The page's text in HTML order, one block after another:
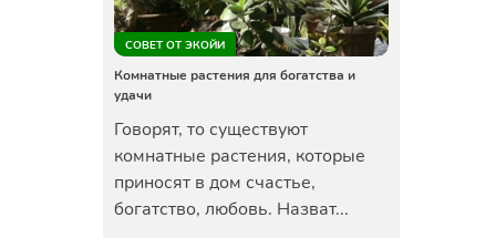
СОВЕТ ОТ ЭКОЙИ
Комнатные растения для богатства и
удачи
Говорят, то существуют
комнатные растения, которые
приносят в дом счастье,
богатство, любовь. Назват...